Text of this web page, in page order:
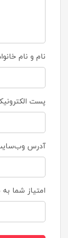
نام و نام
پست
آدرس
امتیاز شما